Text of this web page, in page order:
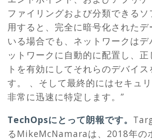
ファイリングおよび分類できる
用すると、完全に暗号化されたデ
いる場合でも、ネットワークはデ
ットワークに自動的に配置し、正
トを有効にしてそれらのデバイス
す。 、そして最終的にはセキュ
非常に迅速に特定します。”
TechOpsにとって朗報です。
るMikeMcNamaraは、2018年の